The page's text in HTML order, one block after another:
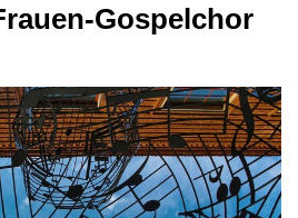
Gospelchor